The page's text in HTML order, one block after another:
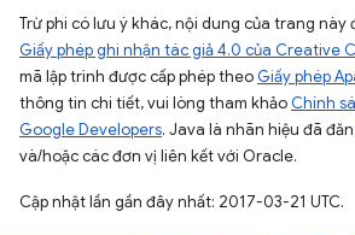
Trừ phi có lưu ý khác, nội dung của trang này
Giấy phép ghi nhận tác giả 4.0 của Creative
mã lập trình được cấp phép theo Giấy phép
thông tin chi tiết, vui lòng tham khảo Chính
Google Developers. Java là nhãn hiệu đã
và/hoặc các đơn vị liên kết với Oracle.
Cập nhật lần gần đây nhất: 2017-03-21 UTC.